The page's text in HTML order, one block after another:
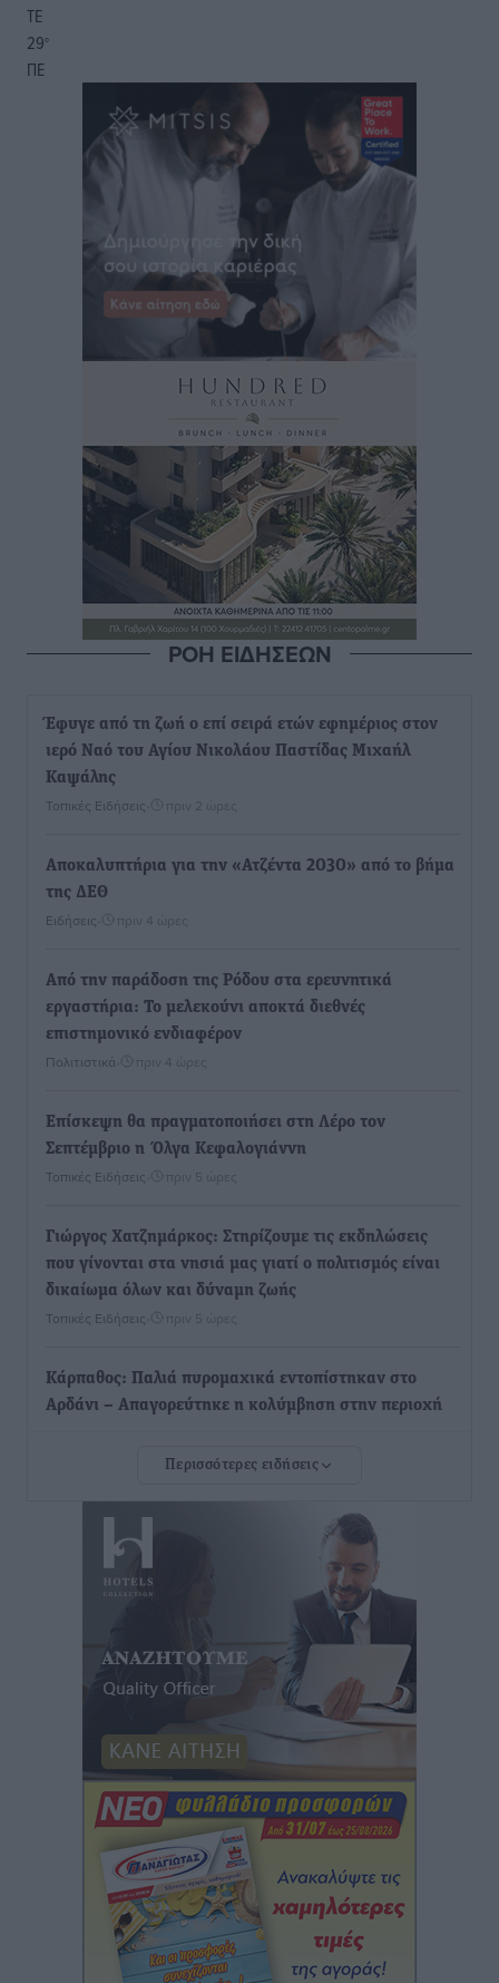
ΤΕ
29°
ΠΕ
ΡΟΗ ΕΙΔΗΣΕΩΝ
Έφυγε από τη ζωή ο επί σειρά ετών εφημέριος στον
ιερό Ναό του Αγίου Νικολάου Παστίδας Μιχαήλ
Καψάλης
Τοπικές Ειδήσεις πριν 2 ώρες
Αποκαλυπτήρια για την «Ατζέντα 2030» από το βήμα
της ΔΕΘ
Ειδήσεις πριν 4 ώρες
Από την παράδοση της Ρόδου στα ερευνητικά
εργαστήρια: Το μελεκούνι αποκτά διεθνές
επιστημονικό ενδιαφέρον
Πολιτιστικά πριν 4 ώρες
Επίσκεψη θα πραγματοποιήσει στη Λέρο τον
Σεπτέμβριο η Όλγα Κεφαλογιάννη
Τοπικές Ειδήσεις πριν 5 ώρες
Γιώργος Χατζημάρκος: Στηρίζουμε τις εκδηλώσεις
που γίνονται στα νησιά μας γιατί ο πολιτισμός είναι
δικαίωμα όλων και δύναμη ζωής
Τοπικές Ειδήσεις πριν 5 ώρες
Κάρπαθος: Παλιά πυρομαχικά εντοπίστηκαν στο
Αρδάνι – Απαγορεύτηκε η κολύμβηση στην περιοχή
εφησυχασμού» – Σε πλήρη ετοιμότητα ο μηχανισμός
πριν 6 ώρες
Καιρός: Επιμένουν οι υψηλές θερμοκρασίες – Ισχυρά
μελτέμια έως 9 μποφόρ, σε «Red Code» 6 περιοχές
Τοπικές Ειδήσεις• πριν 7 ώρες
Τα φοιτητικά ενοίκια «τινάζουν στον αέρα» τους
οικογενειακούς προϋπολογισμούς
Ειδήσεις• πριν 7 ώρες
Δύο νέοι ξενώνες παραδόθηκαν στις Ένοπλες
Δυνάμεις στη νήσο Ρω
Τοπικές Ειδήσεις• πριν 7 ώρες
Συνεχίζεται η έξοδος του Αυγούστου – Πάνω από
Περισσότερες ειδήσεις